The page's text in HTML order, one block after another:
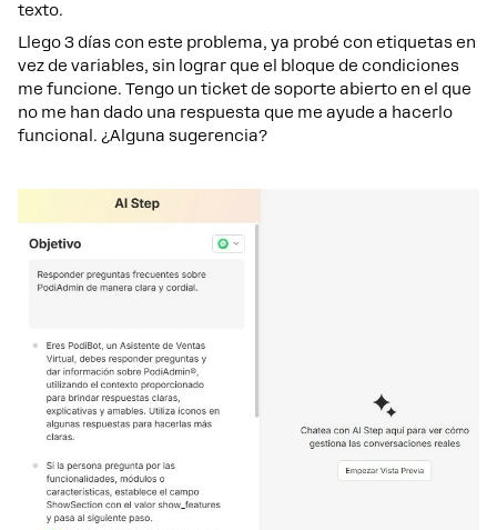
texto.
Llego 3 días con este problema, ya probé con etiquetas en
vez de variables, sin lograr que el bloque de condiciones
me funcione. Tengo un ticket de soporte abierto en el que
no me han dado una respuesta que me ayude a hacerlo
funcional. ¿Alguna sugerencia?